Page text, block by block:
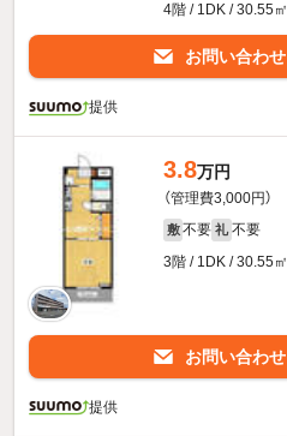
4階 / 1DK / 30.55㎡
お問い合わせ
提供
3.8万円
（管理費3,000円）
敷 不要 礼 不要
3階 / 1DK / 30.55㎡
お問い合わせ
提供